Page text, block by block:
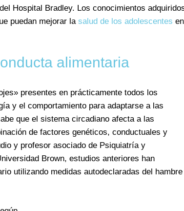
Hospital Bradley. Los conocimientos
puedan mejorar la salud de los adolescentes en
alimentaria
presentes en prácticamente todos los
y el comportamiento para adaptarse a las
que el sistema circadiano afecta a las
de factores genéticos, conductuales y
y profesor asociado de Psiquiatría y
Brown, estudios anteriores han
utilizando medidas autodeclaradas del hambre